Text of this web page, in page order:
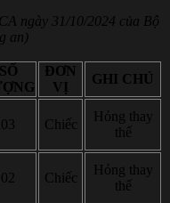
ngày 31/10/2024 của Bộ
an)
SỐ
ĐƠN
VỊ
GHI CHÚ
03 Chiếc
Hỏng thay
thế
02 Chiếc
Hỏng thay
thế